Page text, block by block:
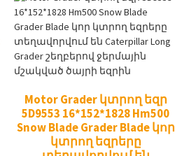
Motor Grader կտրող եզր
5D9553 16*152*1828 Hm500
Snow Blade Grader Blade կոր
կտրող եզրերը